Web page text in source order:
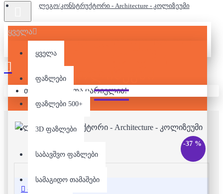
ყველა
ყველა
ფაზლები
ფაზლები 500+
3D ფაზლები
საბავშვო ფაზლები
სამაგიდო თამაშები
თქვენი კალათა ცარიელია!
ლეგო/კონსტრუქტორი - Architecture - კოლიზეუმი
ᲚᲔᲒᲝ/ᲙᲝᲜᲡᲢᲠᲣᲥᲢᲝᲠᲘ -
ARCHITECTURE -
-37 %
აღწერა